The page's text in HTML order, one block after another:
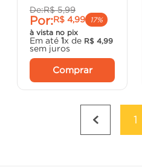
De:R$ 5,99
Por:R$ 4,99
17%
à vista no pix
Em até 1x de R$ 4,99
sem juros
Comprar
1